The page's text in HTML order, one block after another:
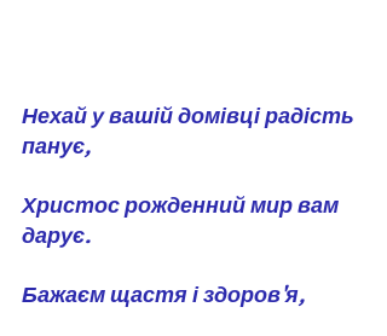
Нехай у вашій домівці радість
панує,
Христос рожденний мир вам
дарує.
Бажаєм щастя і здоров'я,